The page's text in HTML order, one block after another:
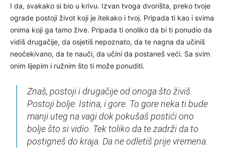
I da, svakako si bio u krivu. Izvan tvoga dvorišta, preko tvoje
ograde postoji život koji je itekako i tvoj. Pripada ti kao i svima
onima koji ga tamo žive. Pripada ti onoliko da bi ti ponudio da
vidiš drugačije, da osjetiš nepoznato, da te nagna da učiniš
neočekivano, da te nauči, da učini da postaneš veći. Sa svim
onim lijepim i ružnim što ti može ponuditi.
Znaš, postoji i drugačije od onoga što živiš.
Postoji bolje. Istina, i gore. To gore neka ti bude
manji uteg na vagi dok pokušaš postići ono
bolje što si vidio. Tek toliko da te zadrži da to
postigneš do kraja. Da ne odletiš prije vremena.